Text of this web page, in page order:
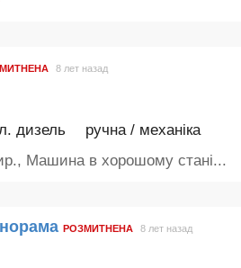
8 лет назад
дизель ручна / механіка
Машина в хорошому стані...
РОЗМИТНЕНА 8 лет назад